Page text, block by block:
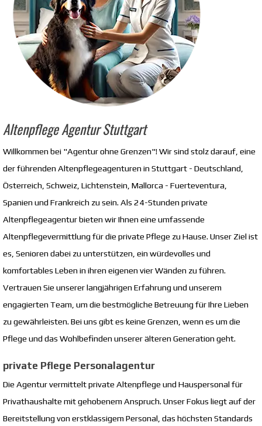
Altenpflege Agentur Stuttgart
Willkommen bei "Agentur ohne Grenzen"! Wir sind stolz darauf, eine
der führenden Altenpflegeagenturen in Stuttgart - Deutschland,
Österreich, Schweiz, Lichtenstein, Mallorca - Fuerteventura,
Spanien und Frankreich zu sein. Als 24-Stunden private
Altenpflegeagentur bieten wir Ihnen eine umfassende
Altenpflegevermittlung für die private Pflege zu Hause. Unser Ziel ist
es, Senioren dabei zu unterstützen, ein würdevolles und
komfortables Leben in ihren eigenen vier Wänden zu führen.
Vertrauen Sie unserer langjährigen Erfahrung und unserem
engagierten Team, um die bestmögliche Betreuung für Ihre Lieben
zu gewährleisten. Bei uns gibt es keine Grenzen, wenn es um die
Pflege und das Wohlbefinden unserer älteren Generation geht.
private Pflege Personalagentur
Die Agentur vermittelt private Altenpflege und Hauspersonal für
Privathaushalte mit gehobenem Anspruch. Unser Fokus liegt auf der
Bereitstellung von erstklassigem Personal, das höchsten Standards